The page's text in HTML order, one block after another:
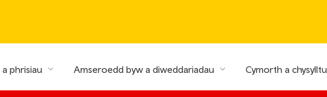
phrisiau Amseroedd byw a diweddariadau Cymorth a chysylltu